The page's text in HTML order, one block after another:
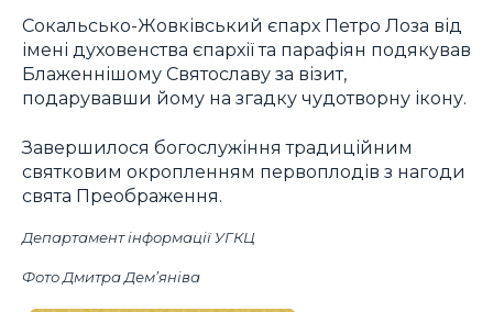
Сокальсько-Жовківський єпарх Петро Лоза від
імені духовенства єпархії та парафіян подякував
Блаженнішому Святославу за візит,
подарувавши йому на згадку чудотворну ікону.
Завершилося богослужіння традиційним
святковим окропленням первоплодів з нагоди
свята Преображення.
Департамент інформації УГКЦ
Фото Дмитра Демʼяніва